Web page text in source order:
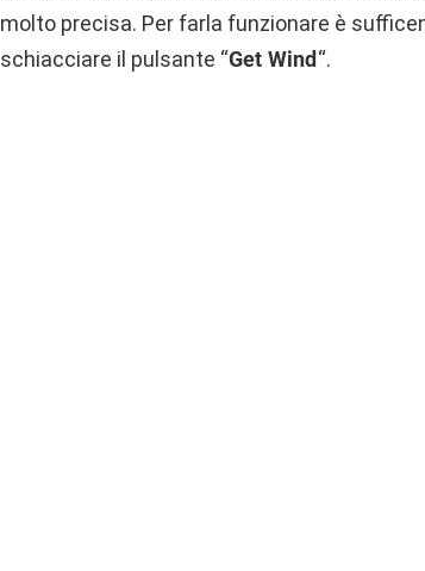
molto precisa. Per farla funzionare è
schiacciare il pulsante “Get Wind“.